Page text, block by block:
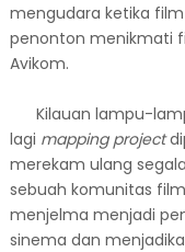
mengudara ketika
penonton menikmati
Avikom.
Kilauan lampu-
lagi mapping project
merekam ulang
sebuah komunitas
menjelma menjadi
sinema dan